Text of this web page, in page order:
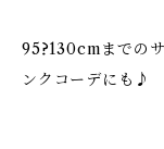
95?130cmまでの
ンクコーデにも♪